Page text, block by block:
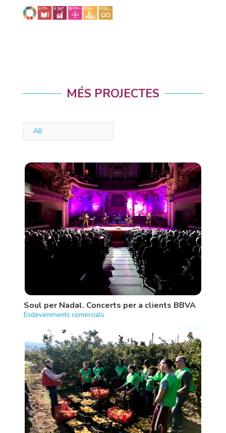
MÉS PROJECTES
All
Soul per Nadal. Concerts per a clients BBVA
Esdeveniments comercials